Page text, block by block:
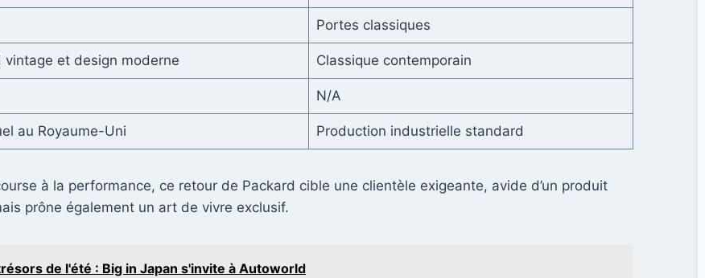
Portes classiques
vintage et design moderne Classique contemporain
N/A
au Royaume-Uni Production industrielle standard
à la performance, ce retour de Packard cible une clientèle exigeante, avide d’un produit
prône également un art de vivre exclusif.
de l'été : Big in Japan s'invite à Autoworld